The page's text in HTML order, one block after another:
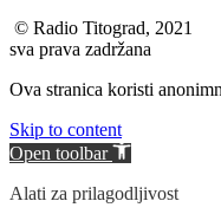
© Radio Titograd, 2021
sva prava zadržana
Ova stranica koristi
Skip to content
Open toolbar
Alati za prilagodljivost